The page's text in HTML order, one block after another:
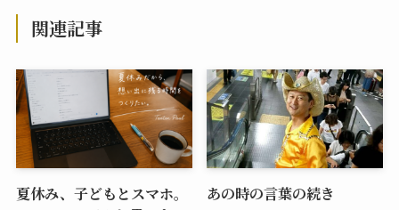
関連記事
夏休み、子どもとスマホ。
あの時の言葉の続き